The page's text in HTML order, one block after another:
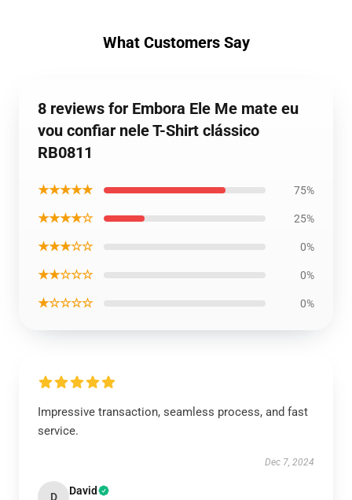
What Customers Say
8 reviews for Embora Ele Me mate eu
vou confiar nele T-Shirt clássico
RB0811
★★★★★ 75%
★★★★☆ 25%
★★★☆☆ 0%
★★☆☆☆ 0%
★☆☆☆☆ 0%
Impressive transaction, seamless process, and fast
service.
Dec 7, 2024
D David